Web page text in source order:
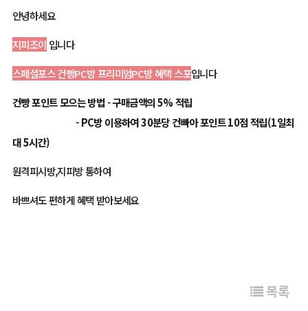
안녕하세요
지피조이 입니다
스페셜포스 건빵PC방 프리미엄PC방 혜택 스포입니다
건빵 포인트 모으는 방법 - 구매금액의 5% 적립
- PC방 이용하여 30분당 건빠아 포인트 10점 적립(1일최
대 5시간)
원격피시방,지피방 통하여
바쁘셔도 편하게 혜택 받아보세요
목록